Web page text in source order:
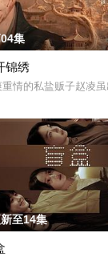
英搭档，侦破
翰林院的奇女子。
的属性，请求老炮
集
锦绣
重情的私盐贩子赵凌
至14集